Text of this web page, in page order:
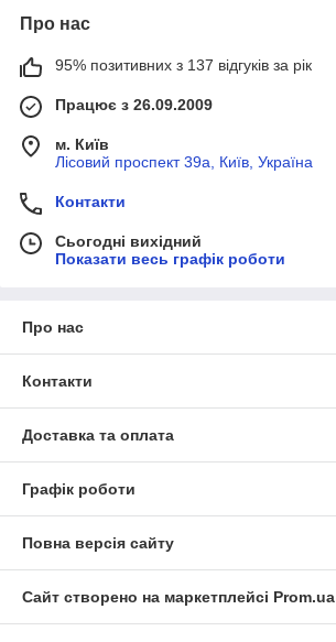
Про нас
95% позитивних з 137 відгуків за рік
Працює з 26.09.2009
м. Київ
Лісовий проспект 39а, Київ, Україна
Контакти
Сьогодні вихідний
Показати весь графік роботи
Про нас
Контакти
Доставка та оплата
Графік роботи
Повна версія сайту
Сайт створено на маркетплейсі Prom.ua